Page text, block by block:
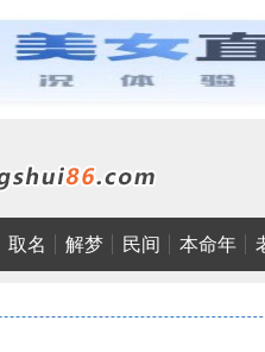
取名 解梦 民间 本命年